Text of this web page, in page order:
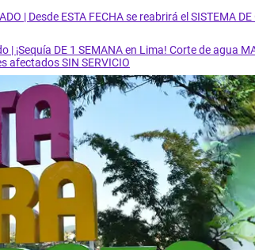
| Desde ESTA FECHA se reabrirá el SISTEMA
| ¡Sequía DE 1 SEMANA en Lima! Corte de agua
afectados SIN SERVICIO